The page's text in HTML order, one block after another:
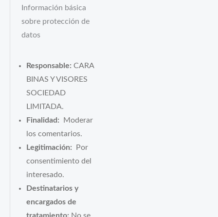
Información básica
sobre protección de
datos
Responsable: CARA
BINAS Y VISORES
SOCIEDAD
LIMITADA.
Finalidad: Moderar
los comentarios.
Legitimación: Por
consentimiento del
interesado.
Destinatarios y
encargados de